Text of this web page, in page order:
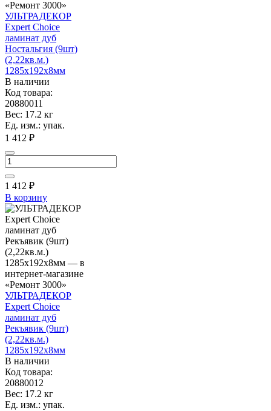
УЛЬТРАДЕКОР
Expert Choice
ламинат дуб
Ностальгия (9шт)
(2,22кв.м.)
1285х192х8мм
В наличии
Код товара:
20880011
Вес: 17.2 кг
Ед. изм.: упак.
1 412 ₽
1 412 ₽
В корзину
УЛЬТРАДЕКОР
Expert Choice
ламинат дуб
Рекъявик (9шт)
(2,22кв.м.)
1285х192х8мм
В наличии
Код товара:
20880012
Вес: 17.2 кг
Ед. изм.: упак.